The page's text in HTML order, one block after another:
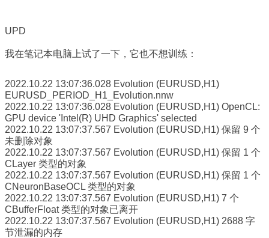
UPD
我在笔记本电脑上试了一下，它也不想训练：
2022.10.22 13:07:36.028 Evolution (EURUSD,H1)
EURUSD_PERIOD_H1_Evolution.nnw
2022.10.22 13:07:36.028 Evolution (EURUSD,H1) OpenCL:
GPU device 'Intel(R) UHD Graphics' selected
2022.10.22 13:07:37.567 Evolution (EURUSD,H1) 保留 9 个
未删除对象
2022.10.22 13:07:37.567 Evolution (EURUSD,H1) 保留 1 个
CLayer 类型的对象
2022.10.22 13:07:37.567 Evolution (EURUSD,H1) 保留 1 个
CNeuronBaseOCL 类型的对象
2022.10.22 13:07:37.567 Evolution (EURUSD,H1) 7 个
CBufferFloat 类型的对象已离开
2022.10.22 13:07:37.567 Evolution (EURUSD,H1) 2688 字
节泄漏的内存